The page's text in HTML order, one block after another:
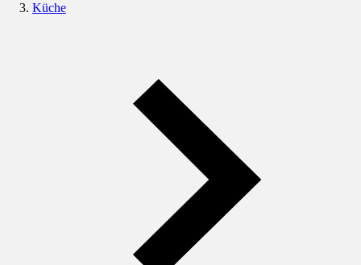
Küche